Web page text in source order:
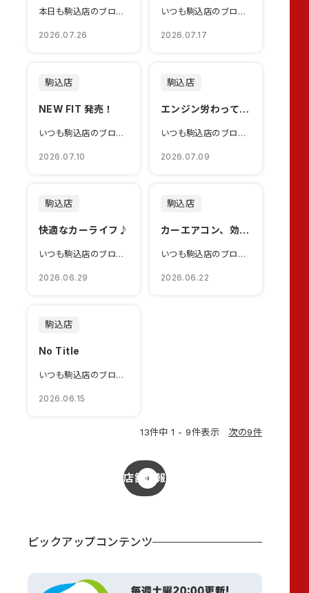
2026.07.26
本日も駒込店のブログをご覧いただきありがとうございます🍅最近、急...
2026.07.17
いつも駒込店のブログをご覧いただきありがとうございますあたらしいN-BOXが本日...
駒込店
2026.07.10
NEW FIT 発売！
いつも駒込店のブログをご覧いただきありがとうございます本日いよいよNEW FIT...
駒込店
2026.07.09
エンジン労わっていますか？
いつも駒込店のブログをご覧いただきありがとうございますサービススタッフ太田です本...
駒込店
2026.06.29
快適なカーライフ♪
いつも駒込店のブログをご覧いただきありがとうございます営業、梶でございます突然で...
駒込店
2026.06.22
カーエアコン、効いてますか？
いつも駒込店のブログをご覧いただきありがとうございます今回はサービススタッフ大矢...
駒込店
2026.06.15
No Title
いつも駒込店のブログをご覧いただきありがとうございますみなさまMy Hondaと...
13件中 1 - 9件表示 次の9件
店舗情報
ピックアップコンテンツ